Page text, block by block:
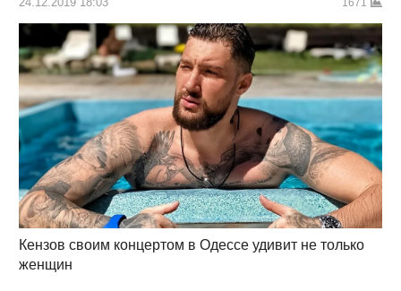
1671
Кензов своим концертом в Одессе удивит не только
женщин